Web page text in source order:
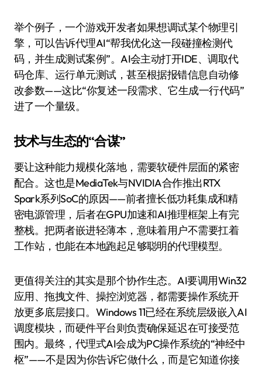
举个例子，一个游戏开发者如果想调试某个物理引
擎，可以告诉代理AI“帮我优化这一段碰撞检测代
码，并生成测试案例”。AI会主动打开IDE、调取代
码仓库、运行单元测试，甚至根据报错信息自动修
改参数——这比“你复述一段需求、它生成一行代码”
进了一个量级。
技术与生态的“合谋”
要让这种能力规模化落地，需要软硬件层面的紧密
配合。这也是MediaTek与NVIDIA合作推出RTX
Spark系列SoC的原因——前者擅长低功耗集成和精
密电源管理，后者在GPU加速和AI推理框架上有完
整栈。把两者嵌进轻薄本，意味着用户不需要扛着
工作站，也能在本地跑起足够聪明的代理模型。
更值得关注的其实是那个协作生态。AI要调用Win32
应用、拖拽文件、操控浏览器，都需要操作系统开
放更多底层接口。Windows 11已经在系统层级嵌入AI
调度模块，而硬件平台则负责确保延迟在可接受范
围内。最终，代理式AI会成为PC操作系统的“神经中
枢”——不是因为你告诉它做什么，而是它知道你接